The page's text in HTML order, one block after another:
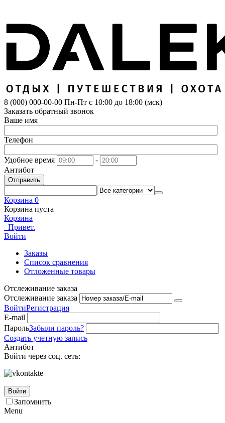
8 (000) 000-00-00 Пн-Пт с 10:00 до 18:00 (мск)
Заказать обратный звонок
Ваше имя
Телефон
Удобное время
-
Антибот
Отправить
Корзина 0
Корзина пуста
Корзина
Привет.
Войти
Заказы
Список сравнения
Отложенные товары
Отслеживание заказа
Отслеживание заказа
ВойтиРегистрация
E-mail
ПарольЗабыли пароль?
Создать учетную запись
Антибот
Войти через соц. сеть:
Войти
Запомнить
Menu